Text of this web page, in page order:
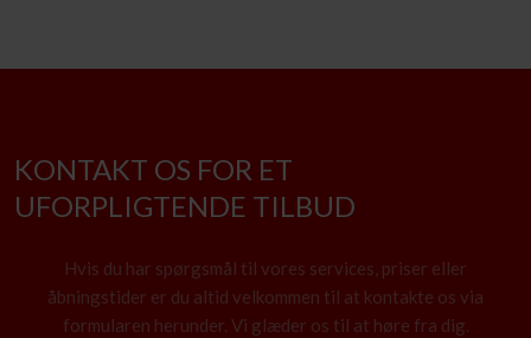
KONTAKT OS FOR ET
UFORPLIGTENDE TILBUD
Hvis du har spørgsmål til vores services, priser eller
åbningstider er du altid velkommen til at kontakte os via
formularen herunder. Vi glæder os til at høre fra dig.